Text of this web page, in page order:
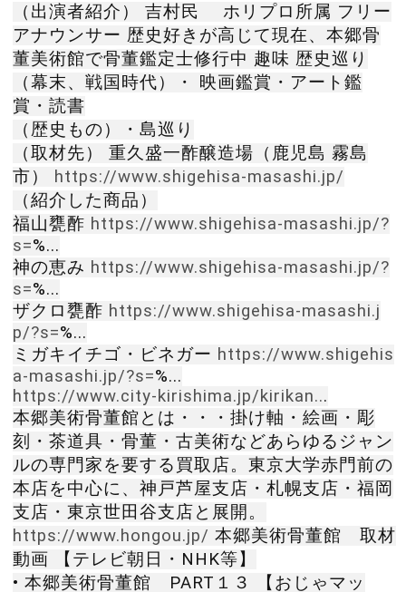
（出演者紹介） 吉村民 ホリプロ所属 フリー
アナウンサー 歴史好きが高じて現在、本郷骨
董美術館で骨董鑑定士修行中 趣味 歴史巡り
（幕末、戦国時代）・ 映画鑑賞・アート鑑
賞・読書
（歴史もの）・島巡り
（取材先） 重久盛一酢醸造場（鹿児島 霧島
市） https://www.shigehisa-masashi.jp/
（紹介した商品）
福山甕酢 https://www.shigehisa-masashi.jp/?
s=%...
神の恵み https://www.shigehisa-masashi.jp/?
s=%...
ザクロ甕酢 https://www.shigehisa-masashi.j
p/?s=%...
ミガキイチゴ・ビネガー https://www.shigehis
a-masashi.jp/?s=%...
https://www.city-kirishima.jp/kirikan...
本郷美術骨董館とは・・・掛け軸・絵画・彫
刻・茶道具・骨董・古美術などあらゆるジャン
ルの専門家を要する買取店。東京大学赤門前の
本店を中心に、神戸芦屋支店・札幌支店・福岡
支店・東京世田谷支店と展開。
https://www.hongou.jp/ 本郷美術骨董館取材
動画 【テレビ朝日・NHK等】
• 本郷美術骨董館 PART１３ 【おじゃマッ